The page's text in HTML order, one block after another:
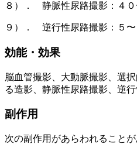
８）． 静脈性尿路撮影：４０
９）． 逆行性尿路撮影：５〜
効能・効果
脳血管撮影、大動脈撮影、選
る造影、静脈性尿路撮影、逆行
副作用
次の副作用があらわれること